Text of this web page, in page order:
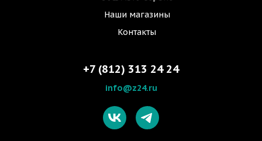
Наши магазины
Контакты
+7 (812) 313 24 24
info@z24.ru